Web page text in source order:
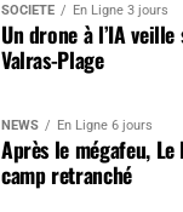
SOCIÉTÉ En Ligne 3 jours
Un drone à l’IA
Valras-Plage
NEWS En Ligne 6 jours
Après le mégafeu,
camp retranché